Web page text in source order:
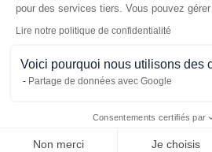
pour des services tiers. Vous pouvez
Lire notre politique de confidentialité
Voici pourquoi nous utilisons des
Partage de données avec Google
Consentements certifiés par
Non merci Je choisis